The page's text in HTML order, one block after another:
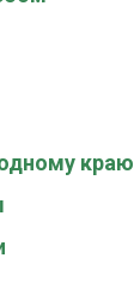
краю